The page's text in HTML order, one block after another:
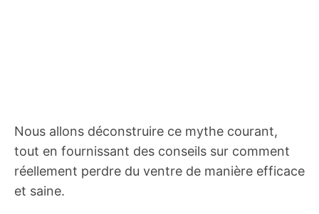
Nous allons déconstruire ce mythe courant,
tout en fournissant des conseils sur comment
réellement perdre du ventre de manière efficace
et saine.